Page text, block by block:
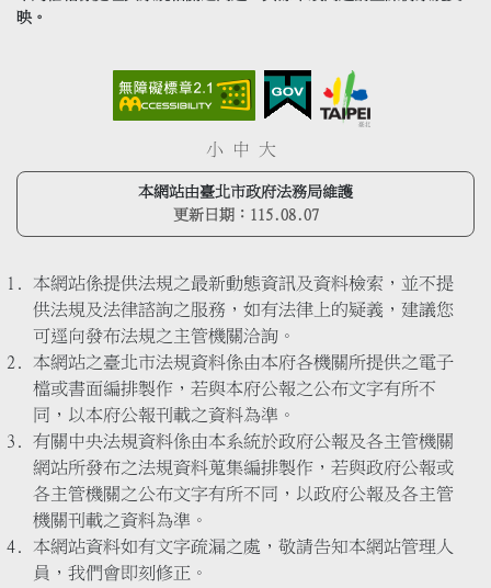
映。
小 中 大
本網站由臺北市政府法務局維護
更新日期： 115.08.07
本網站係提供法規之最新動態資訊及資料檢索，並不提
供法規及法律諮詢之服務，如有法律上的疑義，建議您
可逕向發布法規之主管機關洽詢。
本網站之臺北市法規資料係由本府各機關所提供之電子
檔或書面編排製作，若與本府公報之公布文字有所不
同，以本府公報刊載之資料為準。
有關中央法規資料係由本系統於政府公報及各主管機關
網站所發布之法規資料蒐集編排製作，若與政府公報或
各主管機關之公布文字有所不同，以政府公報及各主管
機關刊載之資料為準。
本網站資料如有文字疏漏之處，敬請告知本網站管理人
員，我們會即刻修正。